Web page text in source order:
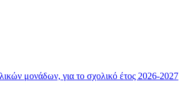
μονάδων, για το σχολικό έτος 2026-2027